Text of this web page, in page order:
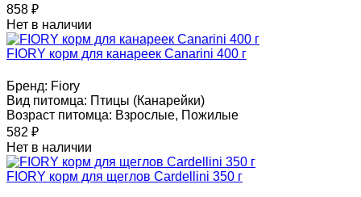
858 ₽
Нет в наличии
FIORY корм для канареек Canarini 400 г
Бренд: Fiory
Вид питомца: Птицы (Канарейки)
Возраст питомца: Взрослые, Пожилые
582 ₽
Нет в наличии
FIORY корм для щеглов Cardellini 350 г